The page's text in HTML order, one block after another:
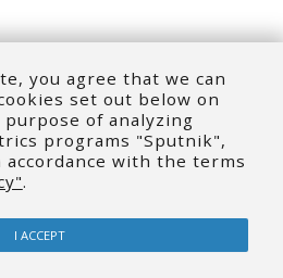
you agree that we can
set out below on
of analyzing
programs "Sputnik",
accordance with the terms
.
I ACCEPT